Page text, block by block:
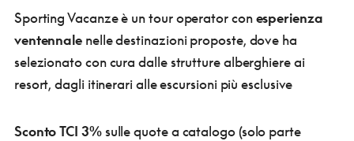
Sporting Vacanze è un tour operator conesperienza
ventennale nelle destinazioni proposte, dove ha
selezionato con cura dalle strutture alberghiere ai
resort, dagli itinerari alle escursioni più esclusive
Sconto TCI 3%sulle quote a catalogo (solo parte